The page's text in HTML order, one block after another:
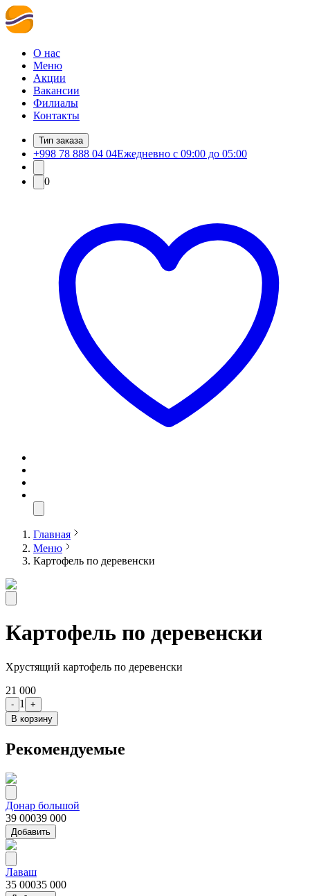
О нас
Меню
Акции
Вакансии
Филиалы
Контакты
Тип заказа
+998 78 888 04 04Ежедневно с 09:00 до 05:00
0
Главная
Меню
Картофель по деревенски
Картофель по деревенски
Хрустящий картофель по деревенски
21 000
- 1
+
В корзину
Рекомендуемые
Донар большой
39 00039 000
Добавить
Лаваш
35 00035 000